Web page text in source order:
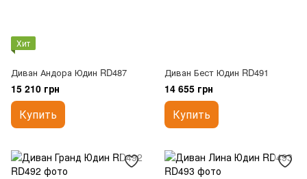
Хит
Диван Андора Юдин RD487
15 210 грн
Купить
Диван Бест Юдин RD491
14 655 грн
Купить